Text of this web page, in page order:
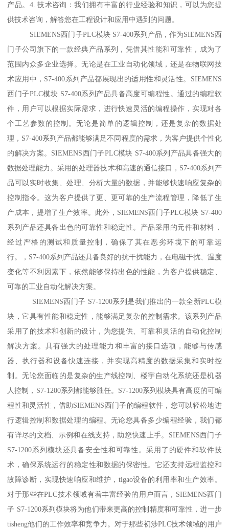
产品。4. 技术咨询：我们拥有丰富的行业经验和知识，可以为您提
供技术咨询，解答您在工程设计和应用中遇到的问题。
SIEMENS西门子PLC模块 S7-400系列产品，作为SIEMENS西
门子公司旗下的一款经典产品系列，凭借其性能和可靠性，成为了
范围内众多企业选择。无论是在工业自动化领域，还是在物联网技
术应用中，S7-400系列产品都展现出的适用性和灵活性。SIEMENS
西门子PLC模块 S7-400系列产品具备高度可编程性。通过的编程软
件，用户可以根据实际需求，进行快速灵活的编程操作，实现对各
个工艺参数的控制。无论是简单的逻辑控制，还是复杂的数据处
理，S7-400系列产品都能够满足不同程度的需求，为客户提供个性化
的解决方案。SIEMENS西门子PLC模块 S7-400系列产品具备强大的
数据处理能力。采用的处理器技术和高速的通信接口，S7-400系列产
品可以实时收集、处理、分析大量的数据，并能够快速响应复杂的
控制指令。这为客户提供了更、更可靠的生产流程管理，降低了生
产成本，提增了生产效率。此外，SIEMENS西门子PLC模块 S7-400
系列产品还具备出色的可靠性和稳定性。产品采用的元件和材料，
经过严格的测试和质量控制，确保了其在恶劣环境下的可靠运
行。，S7-400系列产品还具备良好的抗干扰能力，在电磁干扰、温度
变化等不利因素下，依然能够保持出色的性能，为客户提供稳定、
可靠的工业自动化解决方案。
SIEMENS西门子 S7-1200系列是我们推出的一款全新PLC模
块，它具有性能和稳定性，能够满足复杂的控制需求。该系列产品
采用了的技术和创新的设计，为您提供、可靠和灵活的自动化控制
解决方案。具有强大的处理能力和丰富的接口选项，能够与传感
器、执行器和设备快速连接，并实现高精度的数据采集和实时控
制。无论您面临的是复杂的生产线控制、楼宇自动化系统还是机器
人控制，S7-1200系列都能够胜任。S7-1200系列模块具有高度的可编
程性和灵活性，借助SIEMENS西门子的编程软件，您可以轻松地进
行逻辑控制和数据处理的编程。无论您具备多少编程经验，我们都
有详尽的文档、示例和在线支持，助您快速上手。SIEMENS西门子
S7-1200系列模块还具备安全性和可靠性。采用了的硬件和软件技
术，确保系统运行的稳定性和数据的保密性。它还支持远程监控和
故障诊断，实现快速响应和维护，tigao设备的利用率和生产效率。
对于那些在PLC技术领域有着丰富经验的用户而言，SIEMENS西门
子 S7-1200系列模块将为他们带来更高的控制精度和可靠性，进一步
tisheng他们的工作效率和竞争力。对于那些初涉PLC技术领域的用户